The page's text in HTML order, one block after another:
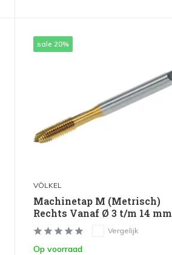
sale 20%
VÖLKEL
Machinetap M (Metrisch)
Rechts Vanaf Ø 3 t/m 14 mm
Vergelijk
Op voorraad